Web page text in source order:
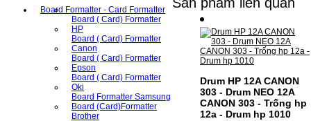
Board Formatter - Card Formatter
Board ( Card) Formatter
HP
Board ( Card) Formatter
Canon
Board ( Card) Formatter
Epson
Board ( Card) Formatter
Oki
Board Formatter Samsung
Board (Card)Formatter
Brother
Drum HP 12A CANON
303 - Drum NEO 12A
CANON 303 - Trống hp
12a - Drum hp 1010